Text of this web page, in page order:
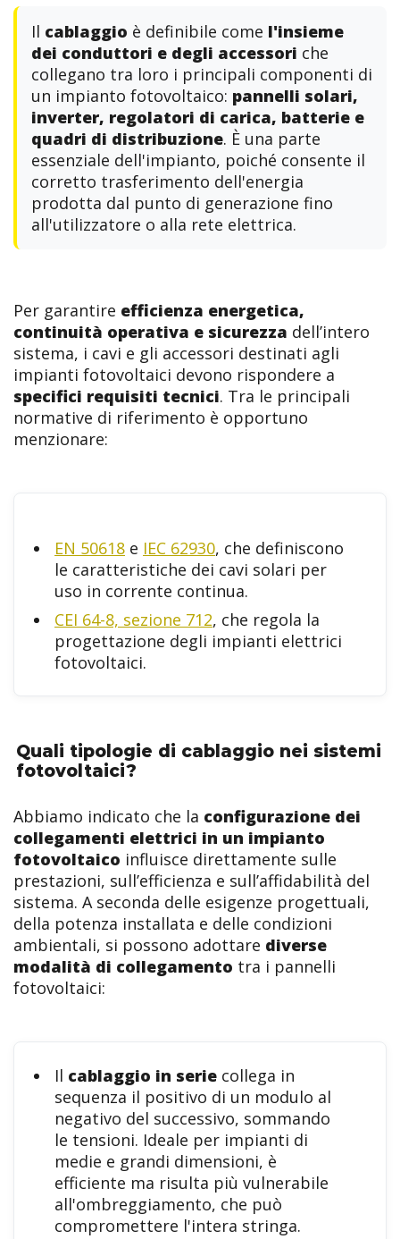
Il cablaggio è definibile come l'insieme
dei conduttori e degli accessori che
collegano tra loro i principali componenti di
un impianto fotovoltaico: pannelli solari,
inverter, regolatori di carica, batterie e
quadri di distribuzione. È una parte
essenziale dell'impianto, poiché consente il
corretto trasferimento dell'energia
prodotta dal punto di generazione fino
all'utilizzatore o alla rete elettrica.
Per garantire efficienza energetica,
continuità operativa e sicurezza dell’intero
sistema, i cavi e gli accessori destinati agli
impianti fotovoltaici devono rispondere a
specifici requisiti tecnici. Tra le principali
normative di riferimento è opportuno
menzionare:
EN 50618 e IEC 62930, che definiscono
le caratteristiche dei cavi solari per
uso in corrente continua.
CEI 64-8, sezione 712, che regola la
progettazione degli impianti elettrici
fotovoltaici.
Quali tipologie di cablaggio nei sistemi
fotovoltaici?
Abbiamo indicato che la configurazione dei
collegamenti elettrici in un impianto
fotovoltaico influisce direttamente sulle
prestazioni, sull’efficienza e sull’affidabilità del
sistema. A seconda delle esigenze progettuali,
della potenza installata e delle condizioni
ambientali, si possono adottare diverse
modalità di collegamento tra i pannelli
fotovoltaici:
Il cablaggio in serie collega in
sequenza il positivo di un modulo al
negativo del successivo, sommando
le tensioni. Ideale per impianti di
medie e grandi dimensioni, è
efficiente ma risulta più vulnerabile
all'ombreggiamento, che può
compromettere l'intera stringa.